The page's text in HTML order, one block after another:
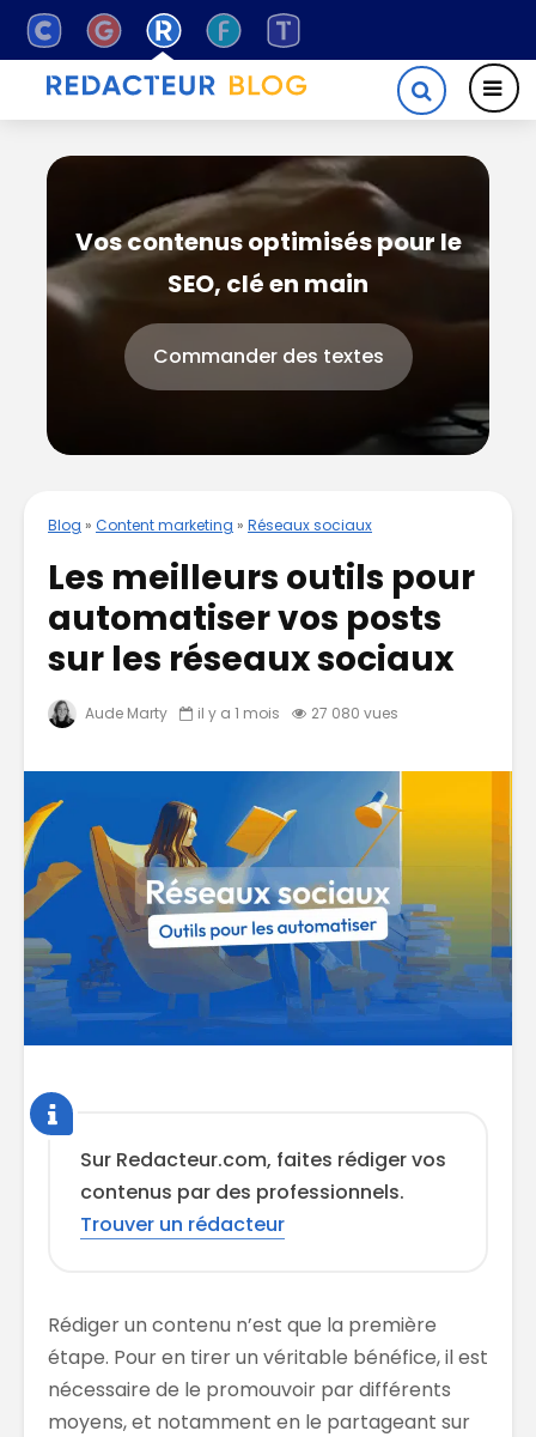
Vos contenus optimisés pour le
SEO, clé en main
Commander des textes
Blog » Content marketing » Réseaux sociaux
Les meilleurs outils pour
automatiser vos posts
sur les réseaux sociaux
Aude Marty il y a 1 mois 27 080 vues
Sur Redacteur.com, faites rédiger vos
contenus par des professionnels.
Trouver un rédacteur
Rédiger un contenu n’est que la première
étape. Pour en tirer un véritable bénéfice, il est
nécessaire de le promouvoir par différents
moyens, et notamment en le partageant sur